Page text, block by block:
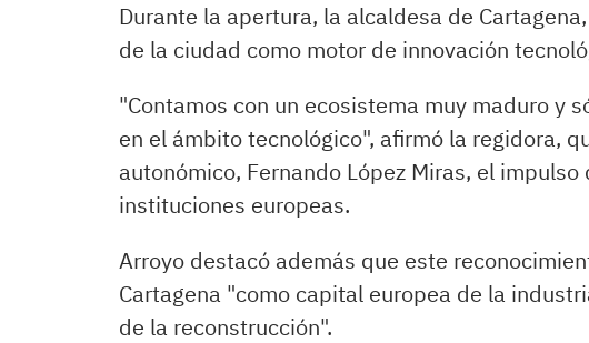
Durante la apertura, la alcaldesa de
de la ciudad como motor de innovación
"Contamos con un ecosistema muy maduro y
en el ámbito tecnológico", afirmó la regidora,
autonómico, Fernando López Miras, el
instituciones europeas.
Arroyo destacó además que este
Cartagena "como capital europea de la
de la reconstrucción".